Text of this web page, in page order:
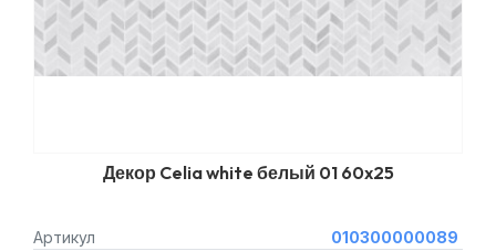
Декор Celia white белый 01 60x25
Артикул
010300000089